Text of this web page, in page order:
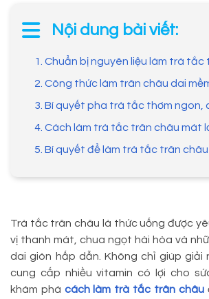
Nội dung bài viết:
1. Chuẩn bị nguyên liệu làm trà tắc
2. Công thức làm trân châu dai
3. Bí quyết pha trà tắc thơm ngon,
4. Cách làm trà tắc trân châu mát
5. Bí quyết để làm trà tắc trân
Trà tắc trân châu là thức uống được
vị thanh mát, chua ngọt hài hòa và
dai giòn hấp dẫn. Không chỉ giúp
cung cấp nhiều vitamin có lợi cho
khám phá cách làm trà tắc trân châu